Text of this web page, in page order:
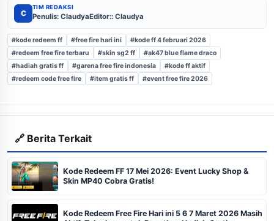
C
TIM REDAKSI
Penulis: ClaudyaEditor:: Claudya
#kode redeem ff #free fire hari ini
#kode ff 4 februari 2026
#redeem free fire terbaru
#skin sg2 ff
#ak47 blue flame draco
#hadiah gratis ff
#garena free fire indonesia
#kode ff aktif
#redeem code free fire
#item gratis ff #event free fire 2026
🔗 Berita Terkait
Kode Redeem FF 17 Mei 2026: Event Lucky Shop &
Skin MP40 Cobra Gratis!
Kode Redeem Free Fire Hari ini 5 6 7 Maret 2026 Masih